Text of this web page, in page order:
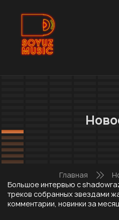
Главная
Большое интервью с
треков собранных звездами
комментарии, новинки за